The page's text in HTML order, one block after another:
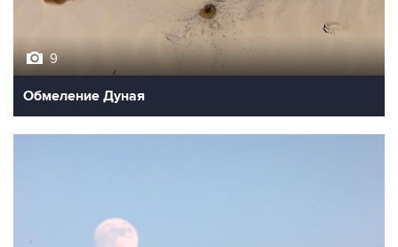
Обмеление Дуная